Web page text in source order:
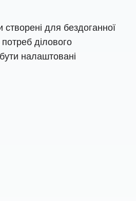
для бездоганної
ділового
налаштовані